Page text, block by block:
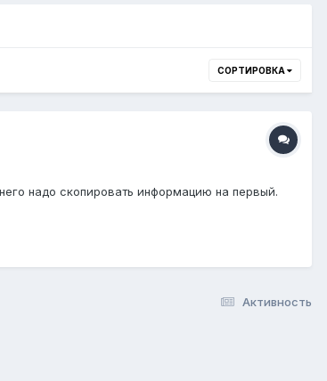
СОРТИРОВКА
надо скопировать информацию на первый.
Активность